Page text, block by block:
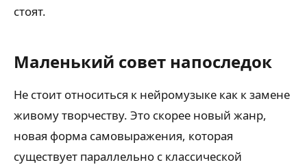
стоят.
Маленький совет напоследок
Не стоит относиться к нейромузыке как к замене
живому творчеству. Это скорее новый жанр,
новая форма самовыражения, которая
существует параллельно с классической